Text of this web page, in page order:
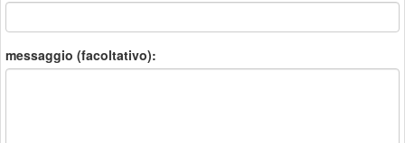
messaggio (facoltativo):